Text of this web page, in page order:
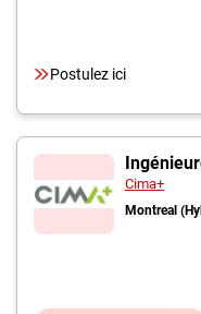
Postulez ici
Cima+
Montreal